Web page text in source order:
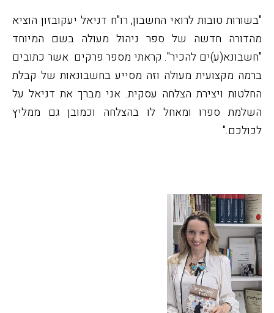
"בשורות טובות לרואי החשבון, רו"ח דניאל יעקובזון הוציא
מהדורה חדשה של ספר ניהול מעולה בשם המיוחד
"חשבונא(ע)ים להכיר". קראתי מספר פרקים אשר כתובים
ברמה מקצועית מעולה וזה מסייע בחשבונאות של קבלת
החלטות ויצירת הצלחה עסקית. אני מברך את דניאל על
השלמת ספרו ומאחל לו בהצלחה וכמובן גם ממליץ
לכולכם."